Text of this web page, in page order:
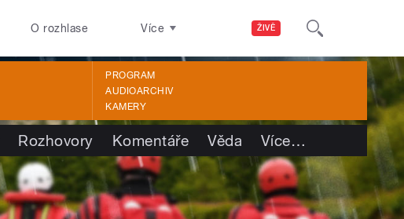
ŽIVĚ
O rozhlase Více
PROGRAM
AUDIOARCHIV
KAMERY
Rozhovory Komentáře Věda Více…